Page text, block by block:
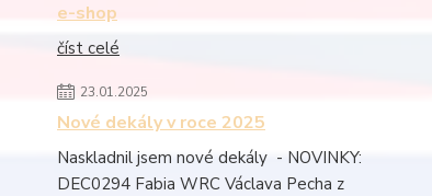
e-shop
číst celé
23.01.2025
Nové dekály v roce 2025
Naskladnil jsem nové dekály - NOVINKY:
DEC0294 Fabia WRC Václava Pecha z